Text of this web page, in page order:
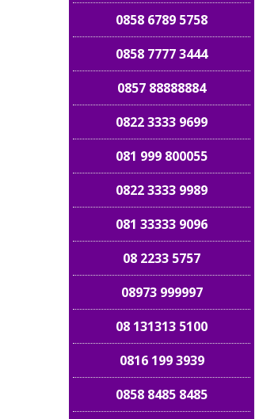
0858 6789 5758
0858 7777 3444
0857 88888884
0822 3333 9699
081 999 800055
0822 3333 9989
081 33333 9096
08 2233 5757
08973 999997
08 131313 5100
0816 199 3939
0858 8485 8485